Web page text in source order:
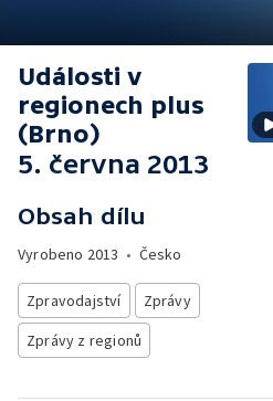
Události v
regionech plus
(Brno)
5. června 2013
Obsah dílu
Vyrobeno 2013 • Česko
Zpravodajství
Zprávy
Zprávy z regionů